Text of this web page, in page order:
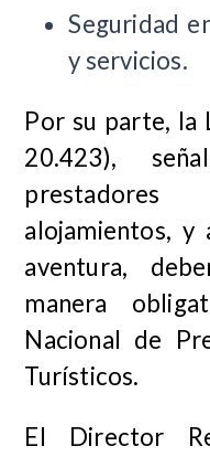
Seguridad
y servicios.
Por su parte, la
20.423),
alojamientos, y
aventura,
manera
Nacional de
Turísticos.
El Director